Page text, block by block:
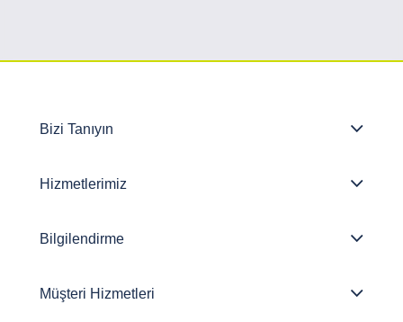
Bizi Tanıyın
Hizmetlerimiz
Bilgilendirme
Müşteri Hizmetleri